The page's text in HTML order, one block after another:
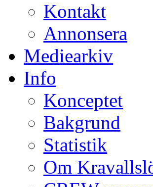
Kontakt
Annonsera
Mediearkiv
Info
Konceptet
Bakgrund
Statistik
Om